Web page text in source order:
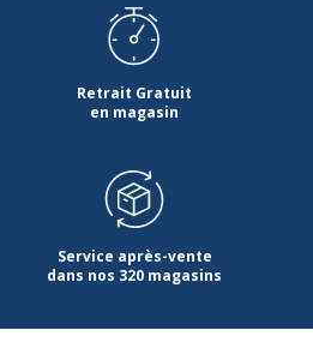
Retrait Gratuit
en magasin
Service après-vente
dans nos 320 magasins